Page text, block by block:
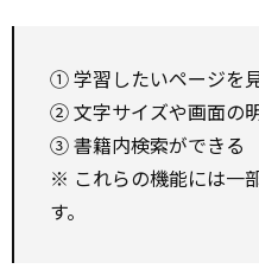
① 学習したいページを
② 文字サイズや画面の
③ 書籍内検索ができる
※ これらの機能には一
す。